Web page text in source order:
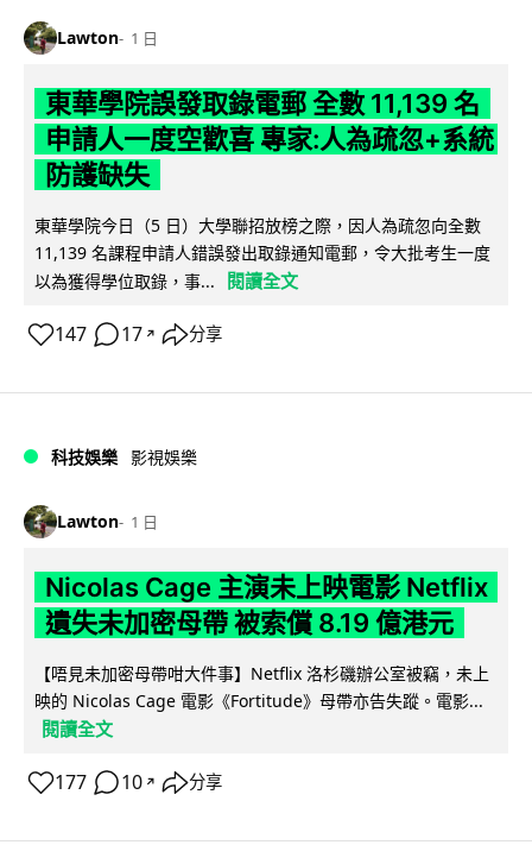
Lawton 1 日
東華學院誤發取錄電郵 全數 11,139 名
申請人一度空歡喜 專家:人為疏忽+系統
防護缺失
東華學院今日（5 日）大學聯招放榜之際，因人為疏忽向全數
11,139 名課程申請人錯誤發出取錄通知電郵，令大批考生一度
以為獲得學位取錄，事...
閱讀全文
147 17 ↗ 分享
科技娛樂 影視娛樂
Lawton 1 日
Nicolas Cage 主演未上映電影 Netflix
遺失未加密母帶 被索償 8.19 億港元
【唔見未加密母帶咁大件事】Netflix 洛杉磯辦公室被竊，未上
映的 Nicolas Cage 電影《Fortitude》母帶亦告失蹤。電影...
閱讀全文
177 10 ↗ 分享